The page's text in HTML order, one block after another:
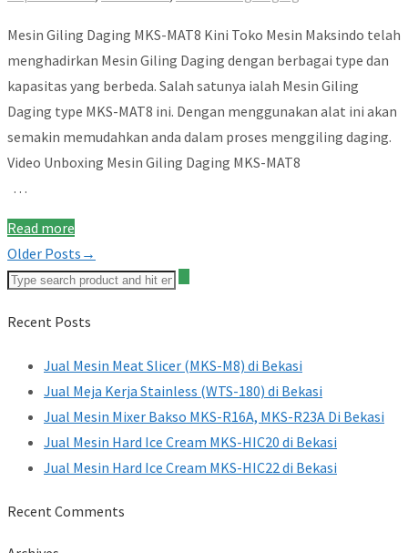
Mesin Giling Daging MKS-MAT8 Kini Toko Mesin Maksindo telah
menghadirkan Mesin Giling Daging dengan berbagai type dan
kapasitas yang berbeda. Salah satunya ialah Mesin Giling
Daging type MKS-MAT8 ini. Dengan menggunakan alat ini akan
semakin memudahkan anda dalam proses menggiling daging.
Video Unboxing Mesin Giling Daging MKS-MAT8
…
Read more
Older Posts→
Recent Posts
Jual Mesin Meat Slicer (MKS-M8) di Bekasi
Jual Meja Kerja Stainless (WTS-180) di Bekasi
Jual Mesin Mixer Bakso MKS-R16A, MKS-R23A Di Bekasi
Jual Mesin Hard Ice Cream MKS-HIC20 di Bekasi
Jual Mesin Hard Ice Cream MKS-HIC22 di Bekasi
Recent Comments